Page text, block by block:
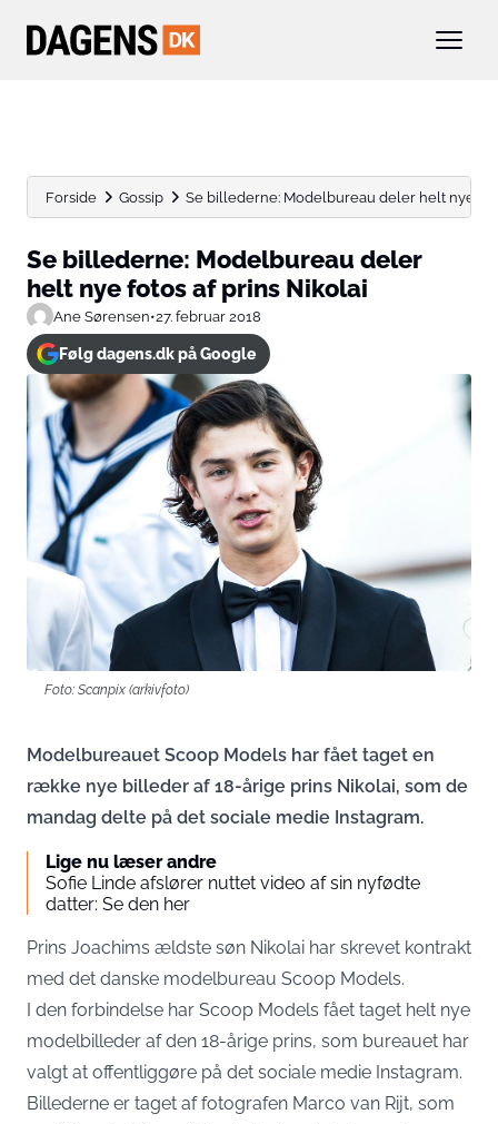
Forside Gossip Se billederne: Modelbureau deler helt nye
Se billederne: Modelbureau deler
helt nye fotos af prins Nikolai
Ane Sørensen•27. februar 2018
Følg dagens.dk på Google
Foto: Scanpix (arkivfoto)
Modelbureauet Scoop Models har fået taget en
række nye billeder af 18-årige prins Nikolai, som de
mandag delte på det sociale medie Instagram.
Lige nu læser andre
Sofie Linde afslører nuttet video af sin nyfødte
datter: Se den her
Prins Joachims ældste søn Nikolai har skrevet kontrakt
med det danske modelbureau Scoop Models.
I den forbindelse har Scoop Models fået taget helt nye
modelbilleder af den 18-årige prins, som bureauet har
valgt at offentliggøre på det sociale medie Instagram.
Billederne er taget af fotografen Marco van Rijt, som